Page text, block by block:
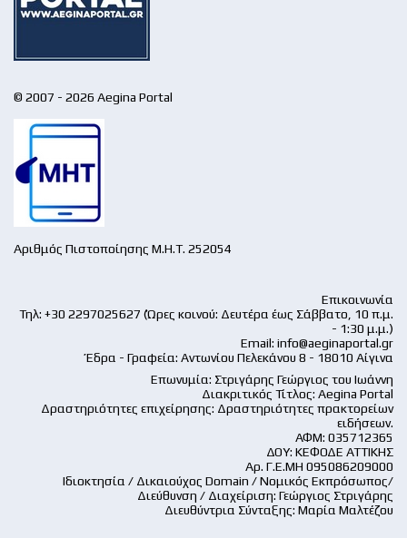
© 2007 - 2026 Aegina Portal
Αριθμός Πιστοποίησης Μ.Η.Τ. 252054
Επικοινωνία
Τηλ: +30 2297025627 (Ώρες κοινού: Δευτέρα έως Σάββατο, 10 π.μ.
- 1:30 μ.μ.)
Email: info@aeginaportal.gr
Έδρα - Γραφεία: Αντωνίου Πελεκάνου 8 - 18010 Αίγινα
Επωνυμία: Στριγάρης Γεώργιος του Ιωάννη
Διακριτικός Τίτλος: Aegina Portal
Δραστηριότητες επιχείρησης: Δραστηριότητες πρακτορείων
ειδήσεων.
ΑΦΜ: 035712365
ΔΟΥ: ΚΕΦΟΔΕ ΑΤΤΙΚΗΣ
Αρ. Γ.Ε.ΜΗ 095086209000
Ιδιοκτησία / Δικαιούχος Domain / Νομικός Εκπρόσωπος/
Διεύθυνση / Διαχείριση: Γεώργιος Στριγάρης
Διευθύντρια Σύνταξης: Μαρία Μαλτέζου